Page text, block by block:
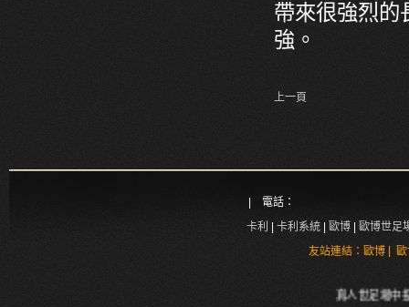
帶來很強烈的
強。
上一頁
| 電話：
卡利
卡利系統 歐博
歐博世足
友站連結： 歐博|
真人世足場中投注、